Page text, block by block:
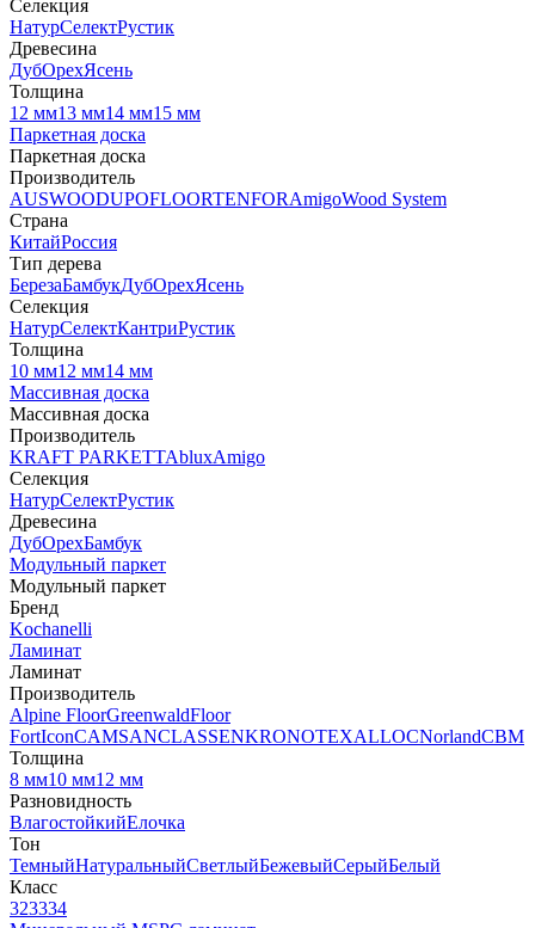
Селекция
НатурСелектРустик
Древесина
ДубОрехЯсень
Толщина
12 мм13 мм14 мм15 мм
Паркетная доска
Паркетная доска
Производитель
AUSWOODUPOFLOORTENFORAmigoWood System
Страна
КитайРоссия
Тип дерева
БерезаБамбукДубОрехЯсень
Селекция
НатурСелектКантриРустик
Толщина
10 мм12 мм14 мм
Массивная доска
Массивная доска
Производитель
KRAFT PARKETTAbluxAmigo
Селекция
НатурСелектРустик
Древесина
ДубОрехБамбук
Модульный паркет
Модульный паркет
Бренд
Kochanelli
Ламинат
Ламинат
Производитель
Alpine FloorGreenwaldFloor
FortIconCAMSANCLASSENKRONOTEXALLOCNorlandCBM
Толщина
8 мм10 мм12 мм
Разновидность
ВлагостойкийЕлочка
Тон
ТемныйНатуральныйСветлыйБежевыйСерыйБелый
Класс
323334